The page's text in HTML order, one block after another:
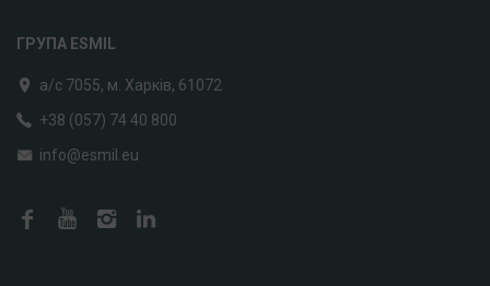
ГРУПА ESMIL
а/с 7055, м. Харків, 61072
+38 (057) 74 40 800
info@esmil.eu